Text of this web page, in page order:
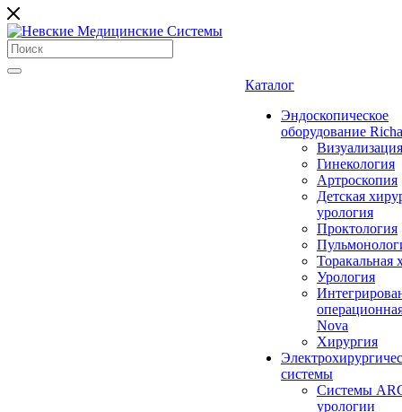
Каталог
Эндоскопическое
оборудование
Визуализация
Гинекология
Артроскопия
Детская
урология
Проктология
Торакальная
Урология
Nova
Хирургия
системы
Системы
урологии